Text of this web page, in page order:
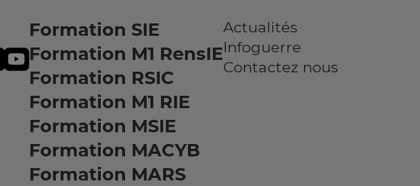
Formation SIE
Formation M1 RensIE
Formation RSIC
Formation M1 RIE
Formation MSIE
Formation MACYB
Formation MARS
Actualités
Infoguerre
Contactez nous